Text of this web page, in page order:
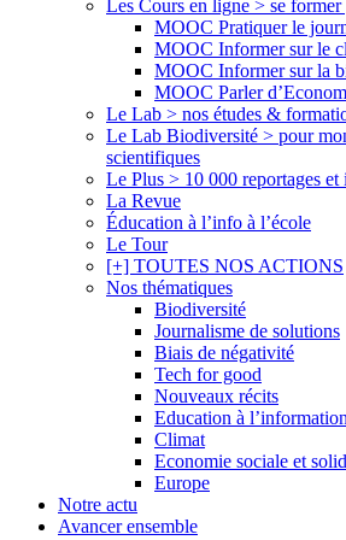
Les Cours en ligne > se
MOOC Pratiquer le
MOOC Informer sur le
MOOC Informer sur la
MOOC Parler
Le Lab > nos études &
Le Lab Biodiversité > pour
scientifiques
Le Plus > 10 000 reportages et
La Revue
Éducation à l’info à l’école
Le Tour
[+] TOUTES NOS ACTIONS
Nos thématiques
Biodiversité
Journalisme de solutions
Biais de négativité
Tech for good
Nouveaux récits
Education à l’information
Climat
Economie sociale et
Europe
Notre actu
Avancer ensemble